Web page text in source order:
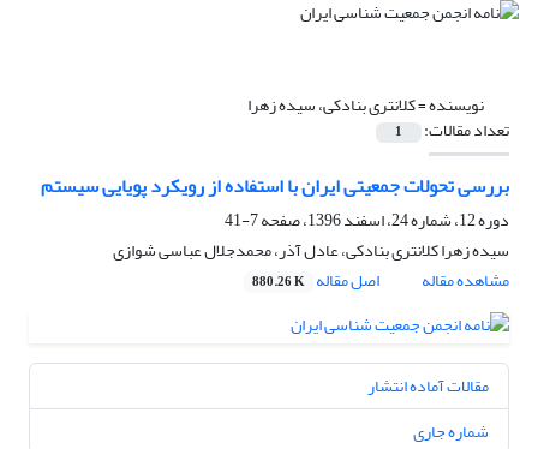
نویسنده =کلانتری بنادکی، سیده زهرا
تعداد مقالات: 1
بررسی تحولات جمعیتی ایران با استفاده از رویکرد پویایی سیستم
دوره 12، شماره 24، اسفند 1396، صفحه
7-41
سیده زهرا کلانتری بنادکی، عادل آذر، محمدجلال عباسی شوازی
مشاهده مقاله
اصل مقاله 880.26 K
مقالات آماده انتشار
شماره جاری